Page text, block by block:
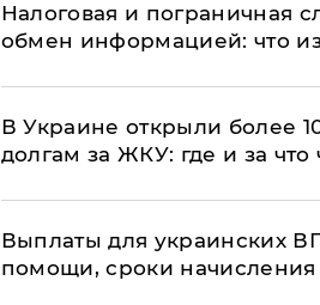
Налоговая и пограничная
обмен информацией: что
В Украине открыли более
долгам за ЖКУ: где и за что
Выплаты для украинских
помощи, сроки